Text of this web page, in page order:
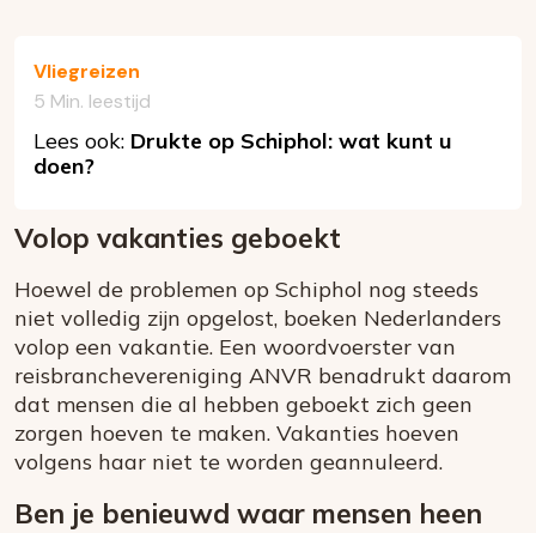
Vliegreizen
5 Min. leestijd
Lees ook: Drukte op Schiphol: wat kunt u
doen?
Volop vakanties geboekt
Hoewel de problemen op Schiphol nog steeds
niet volledig zijn opgelost, boeken Nederlanders
volop een vakantie. Een woordvoerster van
reisbranchevereniging ANVR benadrukt daarom
dat mensen die al hebben geboekt zich geen
zorgen hoeven te maken. Vakanties hoeven
volgens haar niet te worden geannuleerd.
Ben je benieuwd waar mensen heen